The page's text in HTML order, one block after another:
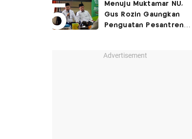
Menuju Muktamar NU,
Gus Rozin Gaungkan
Penguatan Pesantren
Advertisement